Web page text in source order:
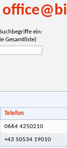
ein:
Gesamtliste)
Telefon
0664 4250210
+43 50534 19010